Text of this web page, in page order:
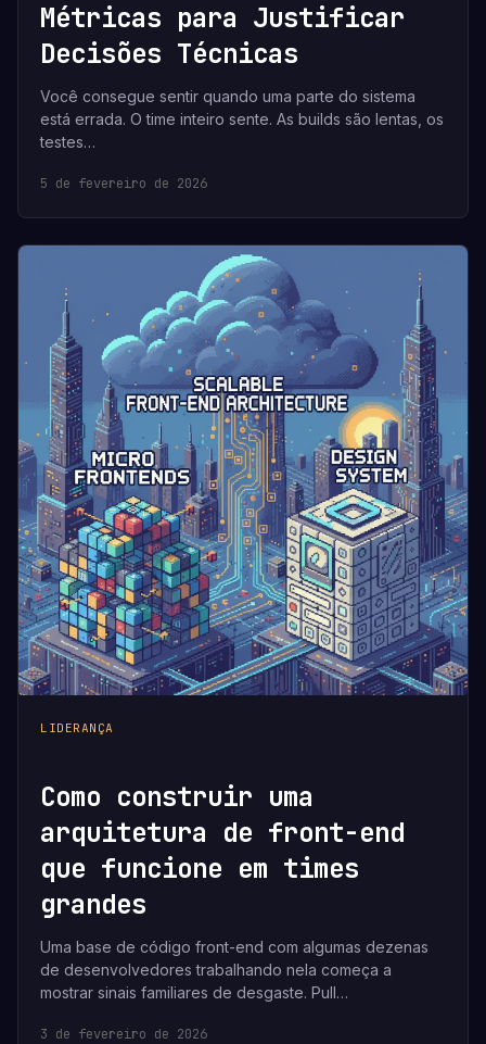
Métricas para Justificar
Decisões Técnicas
Você consegue sentir quando uma parte do sistema
está errada. O time inteiro sente. As builds são lentas, os
testes…
5 de fevereiro de 2026
LIDERANÇA
Como construir uma
arquitetura de front-end
que funcione em times
grandes
Uma base de código front-end com algumas dezenas
de desenvolvedores trabalhando nela começa a
mostrar sinais familiares de desgaste. Pull…
3 de fevereiro de 2026